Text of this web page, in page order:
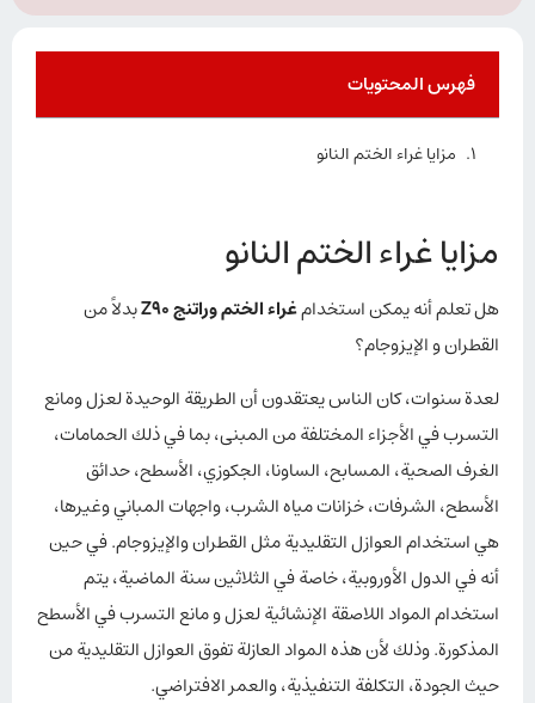
فهرس المحتويات
مزايا غراء الختم النانو
مزايا غراء الختم النانو
هل تعلم أنه يمكن استخدامغراء الختم وراتنج Z90
بدلاً من
القطران و الإيزوجام؟
لعدة سنوات، كان الناس يعتقدون أن الطريقة الوحيدة لعزل ومانع
التسرب في الأجزاء المختلفة من المبنى، بما في ذلك الحمامات،
الغرف الصحية، المسابح، الساونا، الجكوزي، الأسطح، حدائق
الأسطح، الشرفات، خزانات مياه الشرب، واجهات المباني وغيرها،
هي استخدام العوازل التقليدية مثل القطران والإيزوجام. في حين
أنه في الدول الأوروبية، خاصة في الثلاثين سنة الماضية، يتم
استخدام المواد اللاصقة الإنشائية لعزل و مانع التسرب في الأسطح
المذكورة. وذلك لأن هذه المواد العازلة تفوق العوازل التقليدية من
حيث الجودة، التكلفة التنفيذية، والعمر الافتراضي.